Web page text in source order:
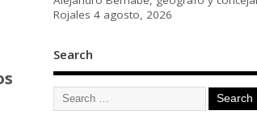
Rojales 4 agosto, 2026
Search